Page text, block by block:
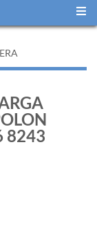
8243